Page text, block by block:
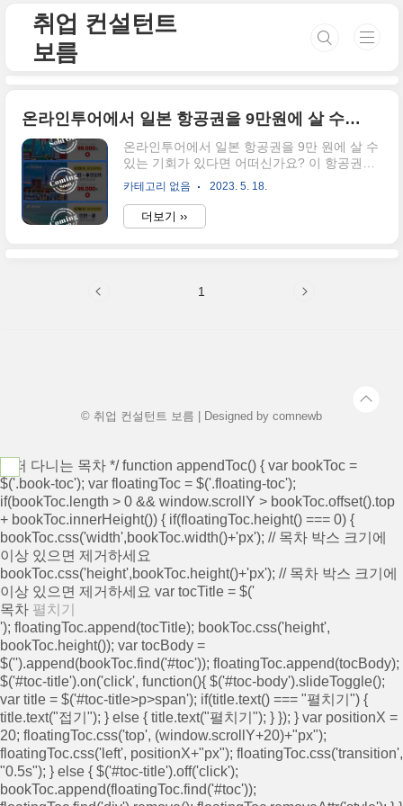
취업 컨설턴트
보름
온라인투어에서 일본 항공권을 9만원에 살 수 있는 기회
온라인투어에서 일본 항공권을 9만 원에 살 수
있는 기회가 있다면 어떠신가요? 이 항공권은
왕복 항공권이라고 하는데요. 항공권을 저렴하
게 판매하는 핫딜 네고왕 프로모션 다 같이 보
러 가실까요? 5월 16일 일본 항공권을 9만 원
프로모션이 당일 완판되었습니다. 일본 왕복
프로모션 가격으로 매주 화요일 오전 10시에
카테고리 없음 2023. 5. 18.
더보기 ››
1
© 취업 컨설턴트 보름 | Designed by comnewb
/* 떠 다니는 목차 */ function appendToc() { var bookToc =
$('.book-toc'); var floatingToc = $('.floating-toc');
if(bookToc.length > 0 && window.scrollY > bookToc.offset().top
+ bookToc.innerHeight()) { if(floatingToc.height() === 0) {
bookToc.css('width',bookToc.width()+'px'); // 목차 박스 크기에
이상 있으면 제거하세요
bookToc.css('height',bookToc.height()+'px'); // 목차 박스 크기에
이상 있으면 제거하세요 var tocTitle = $('
목차 펼치기
'); floatingToc.append(tocTitle); bookToc.css('height',
bookToc.height()); var tocBody =
$('').append(bookToc.find('#toc')); floatingToc.append(tocBody);
$('#toc-title').on('click', function(){ $('#toc-body').slideToggle();
var title = $('#toc-title>p>span'); if(title.text() === "펼치기") {
title.text("접기"); } else { title.text("펼치기"); } }); } var positionX =
20; floatingToc.css('top', (window.scrollY+20)+"px");
floatingToc.css('left', positionX+"px"); floatingToc.css('transition',
"0.5s"); } else { $('#toc-title').off('click');
bookToc.append(floatingToc.find('#toc'));